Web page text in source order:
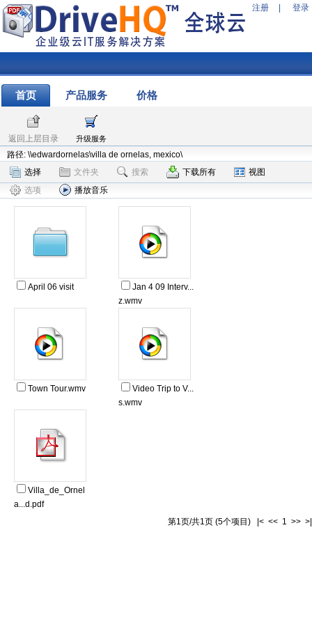
注册 登录
首页 产品服务 价格
返回上层目录 升级服务
路径: \\edwardornelas\villa de ornelas, mexico\
选择
文件夹 搜索 下载所有
视图
选项
播放音乐
April 06 visit
Jan 4 09 Interv...
z.wmv
Town Tour.wmv
Video Trip to V...
s.wmv
Villa_de_Ornel
a...d.pdf
第1页/共1页 (5个项目) |< << 1 >> >|